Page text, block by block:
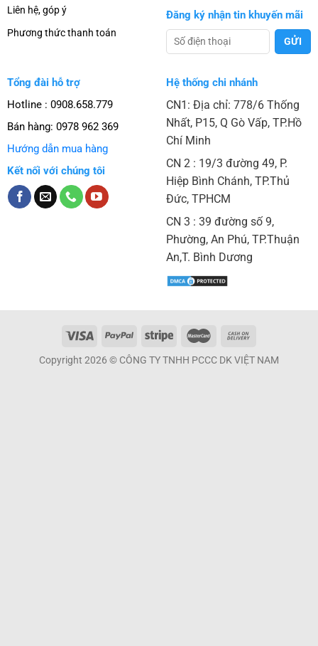
Liên hệ, góp ý
Phương thức thanh toán
Đăng ký nhận tin khuyến mãi
Tổng đài hỗ trợ
Hotline : 0908.658.779
Bán hàng: 0978 962 369
Hướng dẫn mua hàng
Kết nối với chúng tôi
Hệ thống chi nhánh
CN1: Địa chỉ: 778/6 Thống
Nhất, P15, Q Gò Vấp, TP.Hồ
Chí Minh
CN 2 : 19/3 đường 49, P.
Hiệp Bình Chánh, TP.Thủ
Đức, TPHCM
CN 3 : 39 đường số 9,
Phường, An Phú, TP.Thuận
An,T. Bình Dương
Copyright 2026 © CÔNG TY TNHH PCCC DK VIỆT NAM